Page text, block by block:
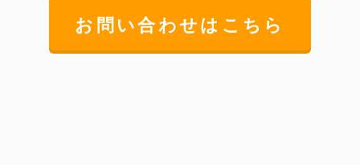
お問い合わせはこちら